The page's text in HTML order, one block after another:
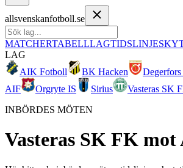
allsvenskanfotboll.se
MATCHERTABELLLAGTIDSLINJE
LAG
AIK Fotboll
BK Hacken
AIF
Orgryte IS Sirius
Vasteras SK
INBÖRDES MÖTEN
Vasteras SK FK mot